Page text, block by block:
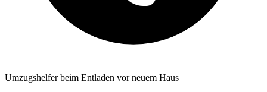
Umzugshelfer beim Entladen vor neuem Haus